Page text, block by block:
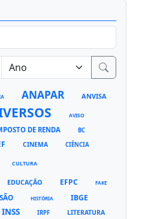
ANAPAR ANVISA
AVISO
DE RENDA BC
CINEMA CIÊNCIA
CULTURA
EDUCAÇÃO EFPC FAKE
HISTÓRIA IBGE
INSS IRPF LITERATURA